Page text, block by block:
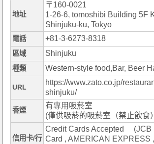
地址
〒160-0021
1-26-6, tomoshibi Building 5F
Shinjuku-ku, Tokyo
電話 +81-3-6273-8318
區域 Shinjuku
種類 Western-style food,Bar, Beer
URL
https://www.zato.co.jp/
shinjuku/
香煙
有專用吸菸室
(僅供吸菸的吸菸室（禁止飲食
信用卡/行
Credit Cards Accepted (JCB
Card , AMERICAN EXPRESS